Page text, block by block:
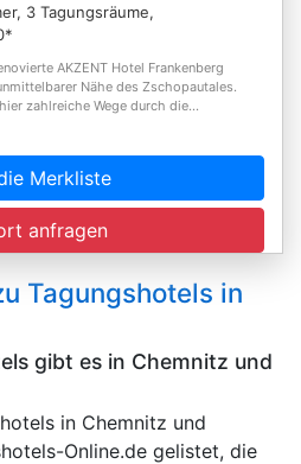
3 Tagungsräume,
AKZENT Hotel Frankenberg
Nähe des Zschopautales.
zahlreiche Wege durch die...
Merkliste
anfragen
Tagungshotels in
gibt es in Chemnitz und
in Chemnitz und
Online.de gelistet, die